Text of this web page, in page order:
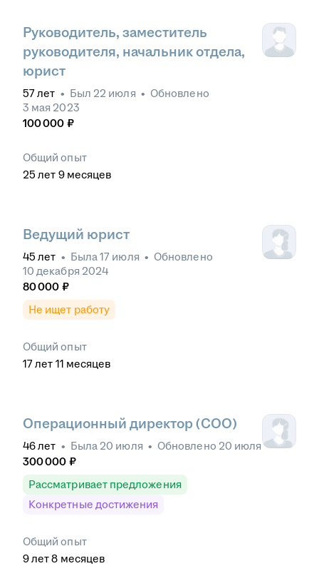
Руководитель, заместитель
руководителя, начальник отдела,
юрист
57лет • Был 22 июля • Обновлено
3 мая 2023
100 000 ₽
Общий опыт
25 лет 9 месяцев
Ведущий юрист
45 лет • Была17 июля • Обновлено
10 декабря 2024
80 000 ₽
Не ищет работу
Общий опыт
17лет 11 месяцев
Операционный директор (COO)
46лет • Была 20 июля • Обновлено 20 июля
300 000 ₽
Рассматривает предложения
Конкретные достижения
Общий опыт
9лет 8 месяцев